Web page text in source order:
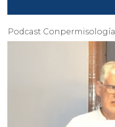
Podcast Conpermisología